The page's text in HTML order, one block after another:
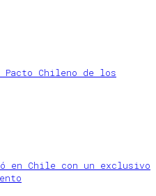
Chileno de los
en Chile con un exclusivo